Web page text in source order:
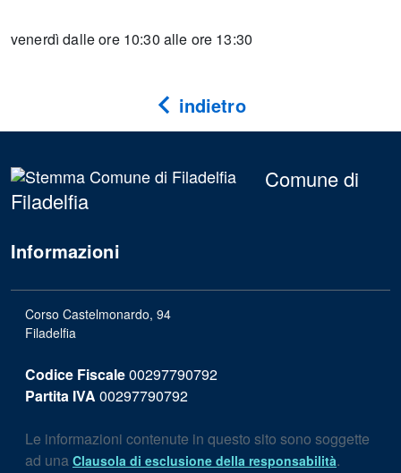
venerdì dalle ore 10:30 alle ore 13:30
indietro
Comune di
Filadelfia
Informazioni
Corso Castelmonardo, 94
Filadelfia
Codice Fiscale00297790792
Partita IVA 00297790792
Le informazioni contenute in questo sito sono soggette
ad una Clausola di esclusione della responsabilità.